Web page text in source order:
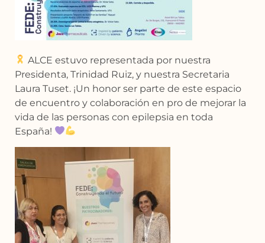
ALCE estuvo representada por nuestra
Presidenta, Trinidad Ruiz, y nuestra Secretaria
Laura Tuset. ¡Un honor ser parte de este espacio
de encuentro y colaboración en pro de mejorar la
vida de las personas con epilepsia en toda
España!